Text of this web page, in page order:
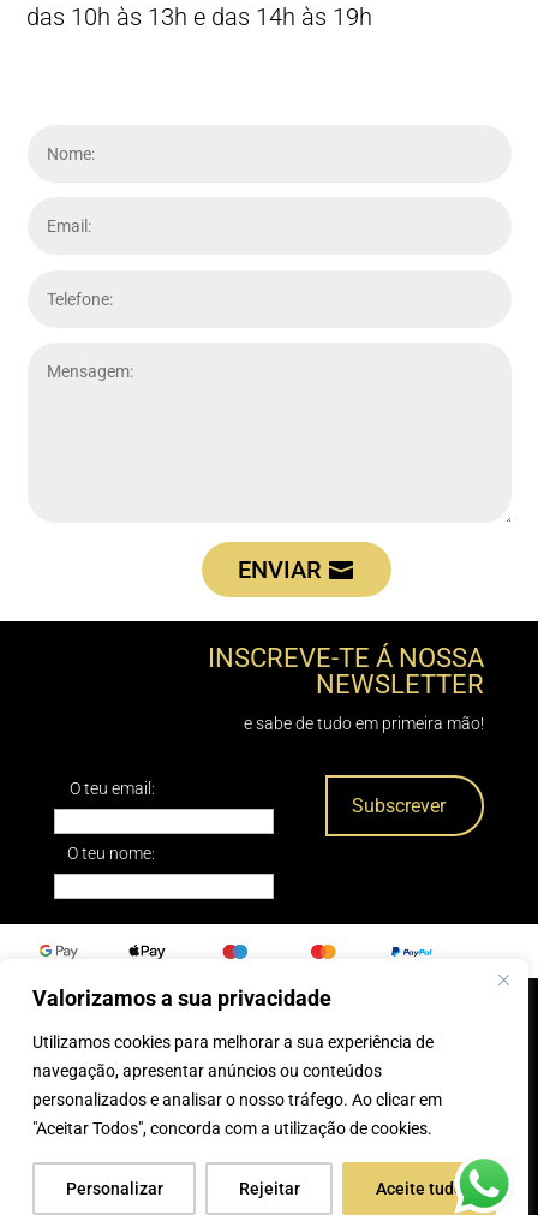
Valorizamos a sua privacidade
Utilizamos cookies para melhorar a sua experiência de
navegação, apresentar anúncios ou conteúdos
personalizados e analisar o nosso tráfego. Ao clicar em
"Aceitar Todos", concorda com a utilização de cookies.
Personalizar Rejeitar Aceite tudo
das 10h às 13h e das 14h às 19h
ENVIAR
INSCREVE-TE Á NOSSA
NEWSLETTER
e sabe de tudo em primeira mão!
O teu email:
O teu nome:
® 2025, Caparica Peles